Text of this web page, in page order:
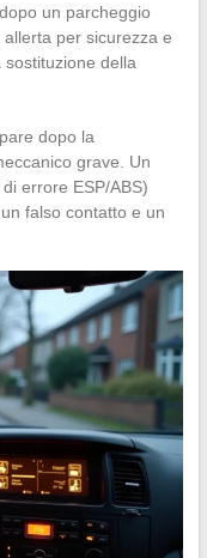
un parcheggio
per sicurezza e
della
dopo la
grave. Un
errore ESP/ABS)
falso contatto e un